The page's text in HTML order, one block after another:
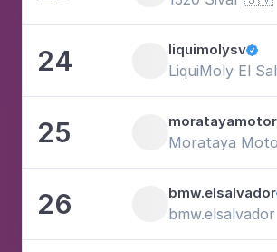
24 liquimolysv
LiquiMoly El
25 Morataya
26 bmw.elsalvador
bmw.elsalvador